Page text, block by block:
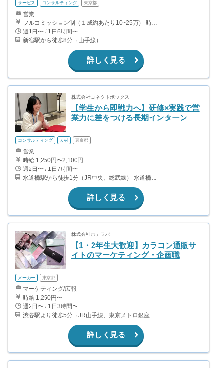
サービス コンサルティング 東京都
営業
フルコミッション制（１成約あたり10~25万） 時給換算で（2000円〜2500円）程度が目安となります。 月100万を稼ぐ学生多数在籍しています。 ■収入例 〇入社1か月目（早稲田大学2年生） 役職：アポインター 月間1契約×10万円＝10万円 ＋交通費 〇入社3か月目（明治大学2年生） 役職：アポインター 月間2契約×13万円＝26万円 ＋交通費 〇入社6か月目（慶應義塾大学3年生） 役職：アポインター 月間5契約×15万円＝75万円 ＋交通費 〇入社15か月目（東京大学3年生） 役職：クローザー 月間3契約×25万=75万円 ＋交通費 交通費支給あり
週1日〜 / 1日6時間〜
新宿駅から徒歩8分（山手線）
詳しく見る
株式会社コネクトボックス
【学生から即戦力へ】研修×実践で営
業力に差をつける長期インターン
コンサルティング 人材 東京都
営業
時給 1,250円〜2,100円
週2日〜 / 1日7時間〜
水道橋駅から徒歩1分（JR中央、総武線） 水道橋駅から徒歩6分（都営三田線）
詳しく見る
株式会社ホテラバ
【1・2年生大歓迎】カラコン通販サ
イトのマーケティング・企画職
メーカー 東京都
マーケティング/広報
時給 1,250円〜
週2日〜 / 1日3時間〜
渋谷駅より徒歩5分（JR山手線、東京メトロ銀座・半蔵門・副都心線）
詳しく見る